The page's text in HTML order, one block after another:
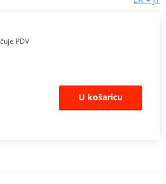
PDV
U košaricu